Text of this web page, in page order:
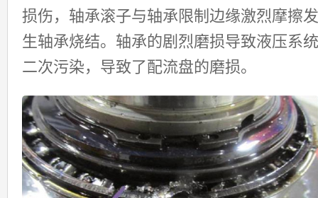
损伤，轴承滚子与轴承限制边缘激烈摩擦发
生轴承烧结。轴承的剧烈磨损导致液压系统
二次污染，导致了配流盘的磨损。